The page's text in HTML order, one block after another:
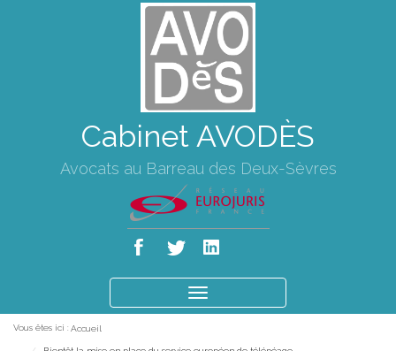
Cabinet AVODÈS
Avocats au Barreau des Deux-Sèvres
le
Vous êtes ici : Accueil